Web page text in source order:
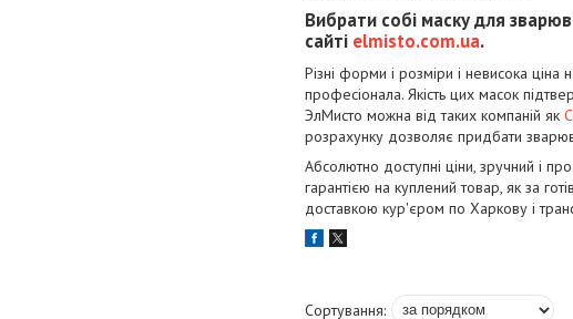
Вибрати собі маску для
сайті elmisto.com.ua.
Різні форми і розміри і невисока
професіонала. Якість цих масок
ЭлМисто можна від таких компаній як
розрахунку дозволяє придбати
Абсолютно доступні ціни, зручний і
гарантією на куплений товар, як за
доставкою кур'єром по Харкову і